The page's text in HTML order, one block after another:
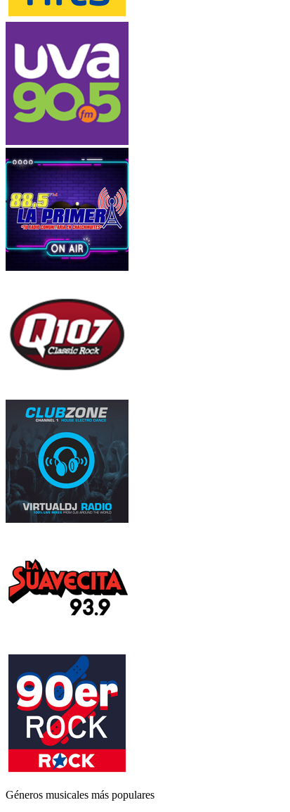
Géneros musicales más populares